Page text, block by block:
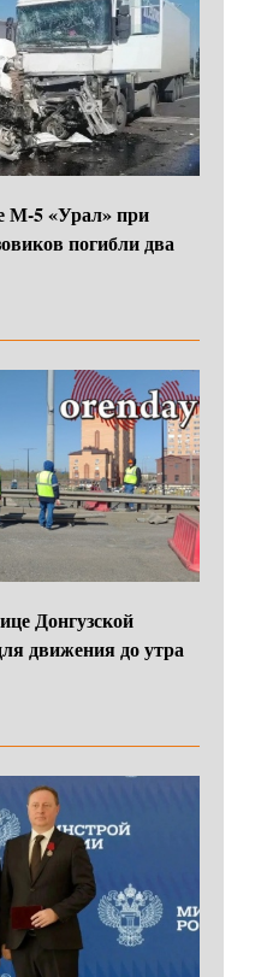
М-5 «Урал» при
погибли два
Донгузской
движения до утра